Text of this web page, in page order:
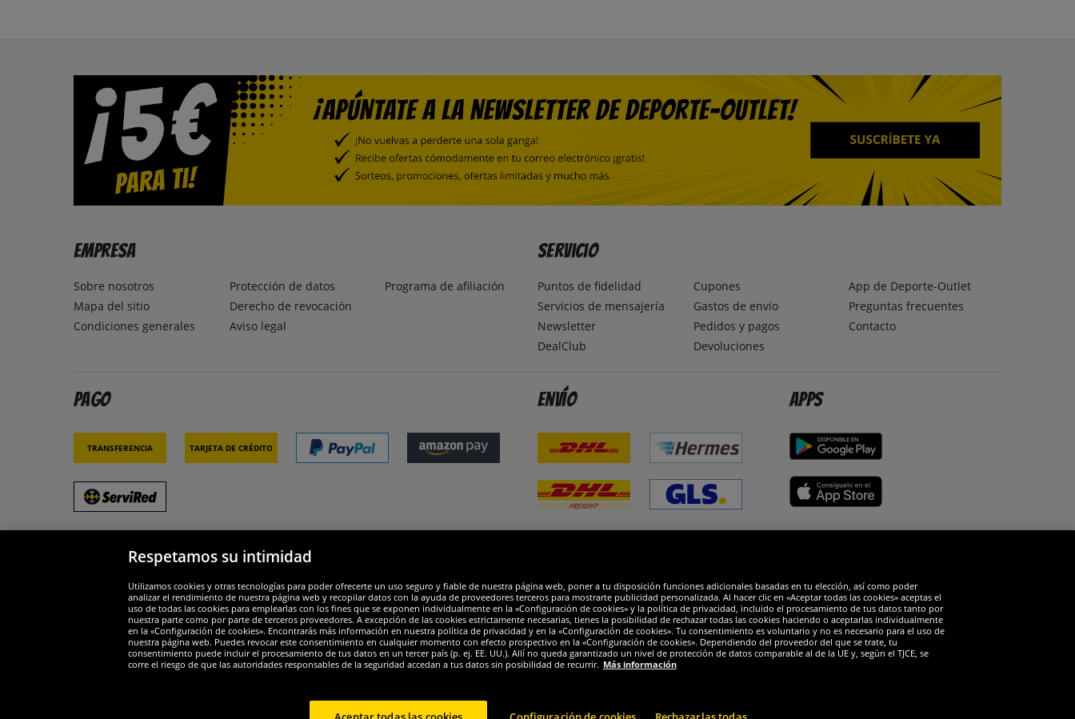
Empresa
Sobre nosotros
Mapa del sitio
Condiciones generales
Protección de datos
Derecho de revocación
Aviso legal
Programa de afiliación
Servicio
Puntos de fidelidad
Servicios de mensajería
Newsletter
DealClub
Cupones
Gastos de envío
Pedidos y pagos
Devoluciones
App de Deporte-Outlet
Preguntas frecuentes
Contacto
Pago
Transferencia Tarjeta de crédito
Envío Apps
Widerruf
Respetamos su intimidad
Utilizamos cookies y otras tecnologías para poder ofrecerte un uso seguro y fiable de nuestra página web, poner a tu disposición funciones adicionales basadas en tu elección, así como poder
analizar el rendimiento de nuestra página web y recopilar datos con la ayuda de proveedores terceros para mostrarte publicidad personalizada. Al hacer clic en «Aceptar todas las cookies» aceptas el
uso de todas las cookies para emplearlas con los fines que se exponen individualmente en la «Configuración de cookies» y la política de privacidad, incluido el procesamiento de tus datos tanto por
nuestra parte como por parte de terceros proveedores. A excepción de las cookies estrictamente necesarias, tienes la posibilidad de rechazar todas las cookies haciendo o aceptarlas individualmente
en la «Configuración de cookies». Encontrarás más información en nuestra política de privacidad y en la «Configuración de cookies». Tu consentimiento es voluntario y no es necesario para el uso de
nuestra página web. Puedes revocar este consentimiento en cualquier momento con efecto prospectivo en la «Configuración de cookies». Dependiendo del proveedor del que se trate, tu
consentimiento puede incluir el procesamiento de tus datos en un tercer país (p. ej. EE. UU.). Allí no queda garantizado un nivel de protección de datos comparable al de la UE y, según el TJCE, se
corre el riesgo de que las autoridades responsables de la seguridad accedan a tus datos sin posibilidad de recurrir. Más información